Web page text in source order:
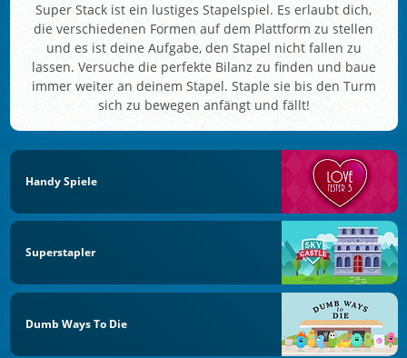
Super Stack ist ein lustiges Stapelspiel. Es erlaubt dich,
die verschiedenen Formen auf dem Plattform zu stellen
und es ist deine Aufgabe, den Stapel nicht fallen zu
lassen. Versuche die perfekte Bilanz zu finden und baue
immer weiter an deinem Stapel. Staple sie bis den Turm
sich zu bewegen anfängt und fällt!
Handy Spiele
Superstapler
Dumb Ways To Die